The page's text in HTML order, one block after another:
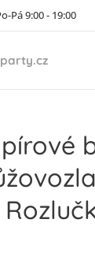
Pá 9:00 - 19:00